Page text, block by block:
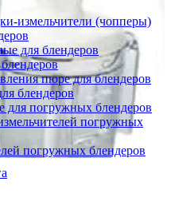
измельчители (чопперы)
для блендеров
пюре для блендеров
блендеров
для погружных блендеров
погружных
погружных блендеров